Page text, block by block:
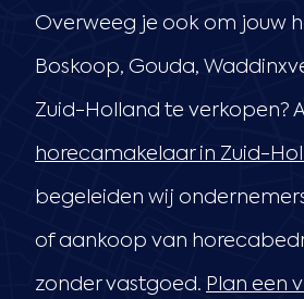
Overweeg je ook om jouw
Boskoop, Gouda,
Zuid-Holland te verkopen?
horecamakelaar in Zuid-
begeleiden wij
of aankoop van
zonder vastgoed. Plan een